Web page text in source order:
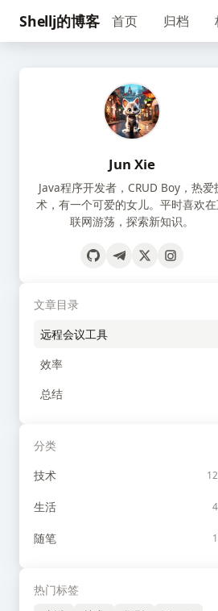
Shellj的博客 首页 归档
Jun Xie
Java程序开发者，CRUD Boy，热爱
术，有一个可爱的女儿。平时喜欢
联网游荡，探索新知识。
文章目录
远程会议工具
效率
总结
分类
技术
生活
随笔
热门标签